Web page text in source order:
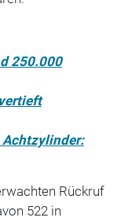
250.000
Rückruf
522 in